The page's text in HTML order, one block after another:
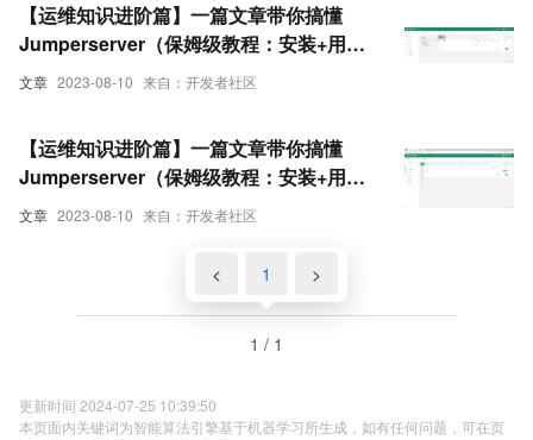
文章 2023-08-10 来自：开发者社区
【运维知识进阶篇】一篇文章带你搞懂
Jumperserver（保姆级教程：安装+用户
与用户组+创建资产+授权资产+创建数据库
文章 2023-08-10 来自：开发者社区
【运维知识进阶篇】一篇文章带你搞懂
Jumperserver（保姆级教程：安装+用户
与用户组+创建资产+授权资产+创建数据库
< 1 >
1 / 1
更新时间 2024-07-25 10:39:50
本页面内关键词为智能算法引擎基于机器学习所生成，如有任何问题，可在页